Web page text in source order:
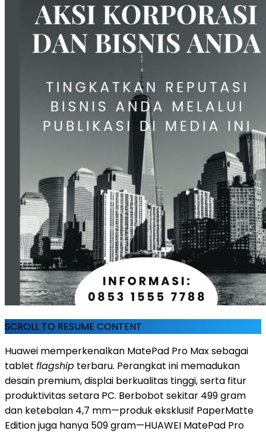
SCROLL TO RESUME CONTENT
Huawei memperkenalkan MatePad Pro Max sebagai
tablet flagship terbaru. Perangkat ini memadukan
desain premium, displai berkualitas tinggi, serta fitur
produktivitas setara PC. Berbobot sekitar 499 gram
dan ketebalan 4,7 mm—produk eksklusif PaperMatte
Edition juga hanya 509 gram—HUAWEI MatePad Pro